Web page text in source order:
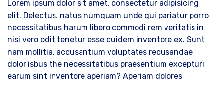
Lorem ipsum dolor sit amet, consectetur adipisicing
elit. Delectus, natus numquam unde qui pariatur porro
necessitatibus harum libero commodi rem veritatis in
nisi vero odit tenetur esse quidem inventore ex. Sunt
nam mollitia, accusantium voluptates recusandae
dolor isbus the necessitatibus praesentium excepturi
earum sint inventore aperiam? Aperiam dolores